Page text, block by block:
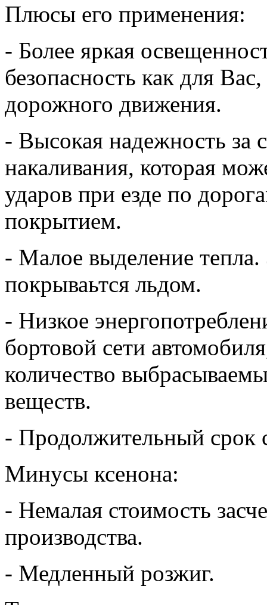
Плюсы его применения:
- Более яркая
безопасность как для
дорожного движения.
- Высокая надежность за
накаливания, которая
ударов при езде по
покрытием.
- Малое выделение
покрываьтся льдом.
- Низкое
бортовой сети
количество
веществ.
- Продолжительный срок
Минусы ксенона:
- Немалая стоимость
производства.
- Медленный розжиг.